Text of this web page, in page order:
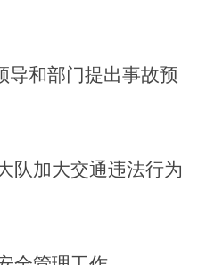
导和部门提出事故预
队加大交通违法行为